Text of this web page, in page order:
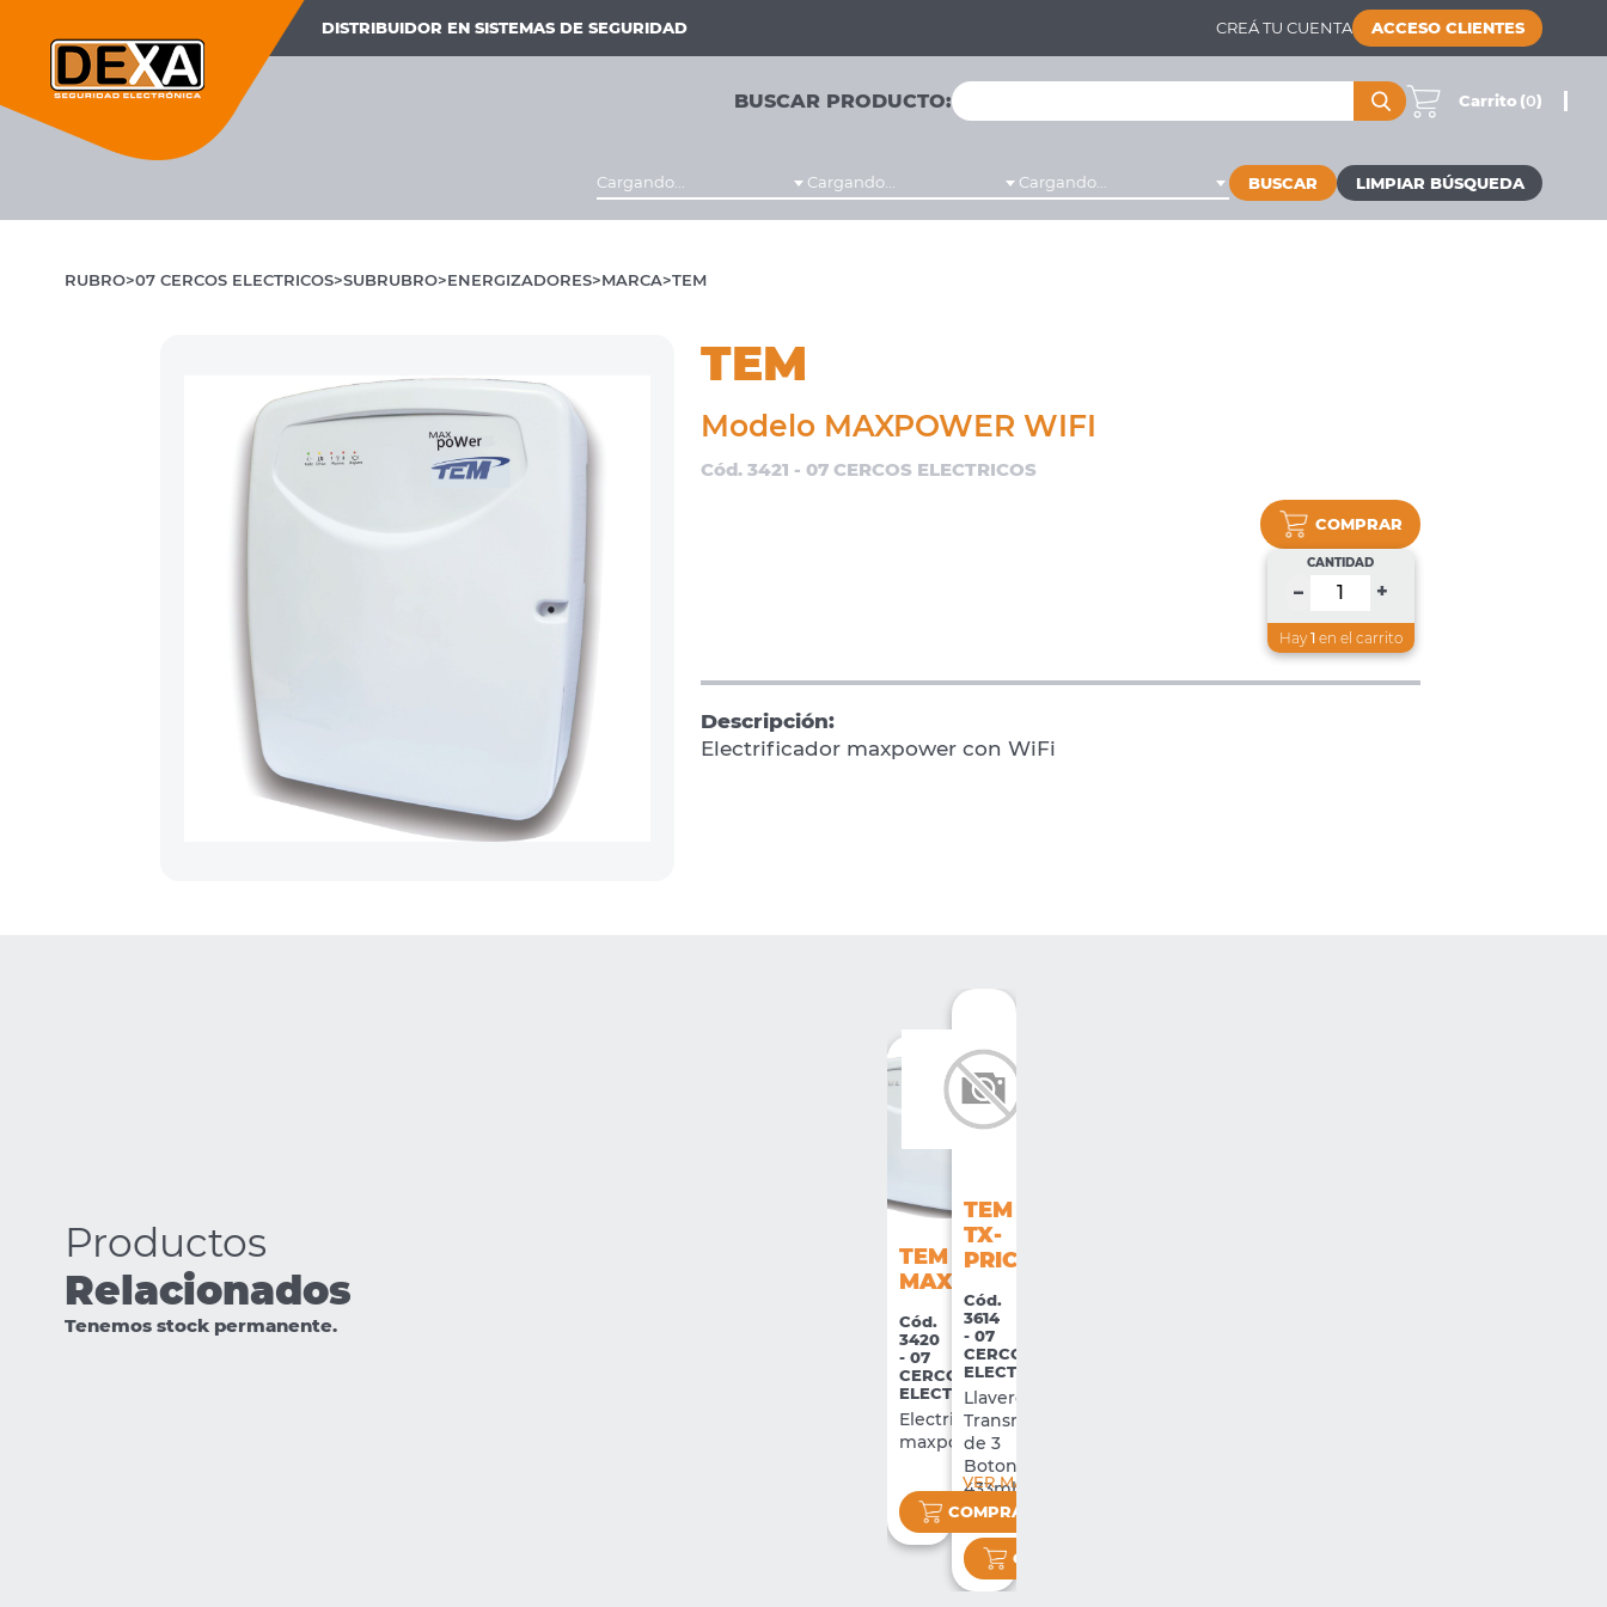
DISTRIBUIDOR EN SISTEMAS DE SEGURIDAD CREÁ TU CUENTA ACCESO CLIENTES
BUSCAR PRODUCTO: Carrito (0)
Cargando... Cargando... Cargando... BUSCAR
RUBRO 07 CERCOS ELECTRICOS SUBRUBRO ENERGIZADORES MARCA TEM
TEM
Modelo MAXPOWER WIFI
Cód. 3421 - 07 CERCOS ELECTRICOS
COMPRAR
CANTIDAD
– +
Hay 1en el carrito
Descripción:
Electrificador maxpower con WiFi
Productos
Relacionados
Tenemos stock permanente.
TEM
MAXPOWER
Cód.
3420
- 07
CERCOS
ELECTRICOS
Electrificador
maxpower
VER MÁS
COMPRAR
TEM
TX-
PRICE
Cód.
3614
- 07
CERCOS
ELECTRICOS
Llavero
Transmisor
de 3
Botones
433mhz
COMPRAR